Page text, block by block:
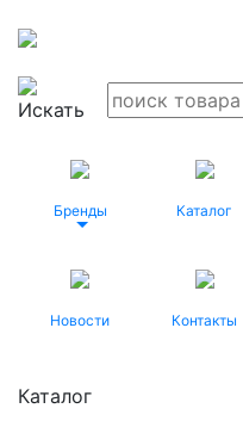
Бренды Каталог
Новости Контакты
Каталог